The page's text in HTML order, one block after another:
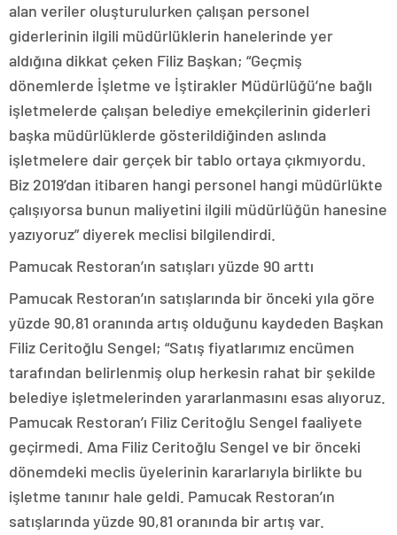
alan veriler oluşturulurken çalışan personel
giderlerinin ilgili müdürlüklerin hanelerinde yer
aldığına dikkat çeken Filiz Başkan; “Geçmiş
dönemlerde İşletme ve İştirakler Müdürlüğü’ne bağlı
işletmelerde çalışan belediye emekçilerinin giderleri
başka müdürlüklerde gösterildiğinden aslında
işletmelere dair gerçek bir tablo ortaya çıkmıyordu.
Biz 2019’dan itibaren hangi personel hangi müdürlükte
çalışıyorsa bunun maliyetini ilgili müdürlüğün hanesine
yazıyoruz” diyerek meclisi bilgilendirdi.
Pamucak Restoran’ın satışları yüzde 90 arttı
Pamucak Restoran’ın satışlarında bir önceki yıla göre
yüzde 90,81 oranında artış olduğunu kaydeden Başkan
Filiz Ceritoğlu Sengel; “Satış fiyatlarımız encümen
tarafından belirlenmiş olup herkesin rahat bir şekilde
belediye işletmelerinden yararlanmasını esas alıyoruz.
Pamucak Restoran’ı Filiz Ceritoğlu Sengel faaliyete
geçirmedi. Ama Filiz Ceritoğlu Sengel ve bir önceki
dönemdeki meclis üyelerinin kararlarıyla birlikte bu
işletme tanınır hale geldi. Pamucak Restoran’ın
satışlarında yüzde 90,81 oranında bir artış var.